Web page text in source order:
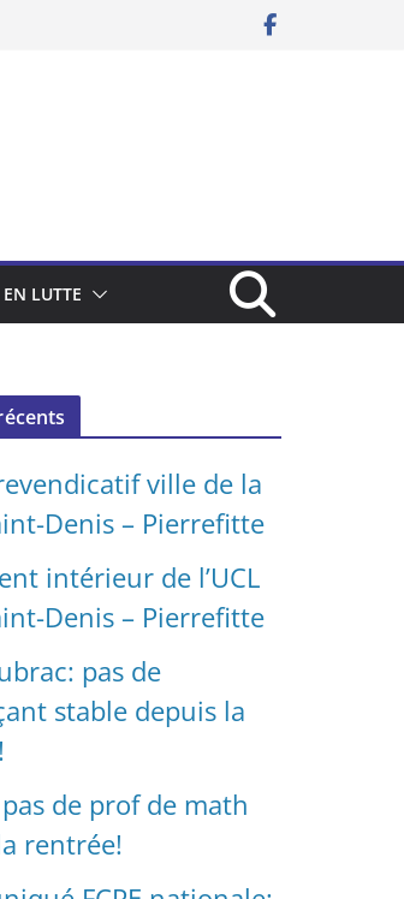
EN LUTTE
ville de la
Denis – Pierrefitte
intérieur de l’UCL
Denis – Pierrefitte
pas de
stable depuis la
de prof de math
rentrée!